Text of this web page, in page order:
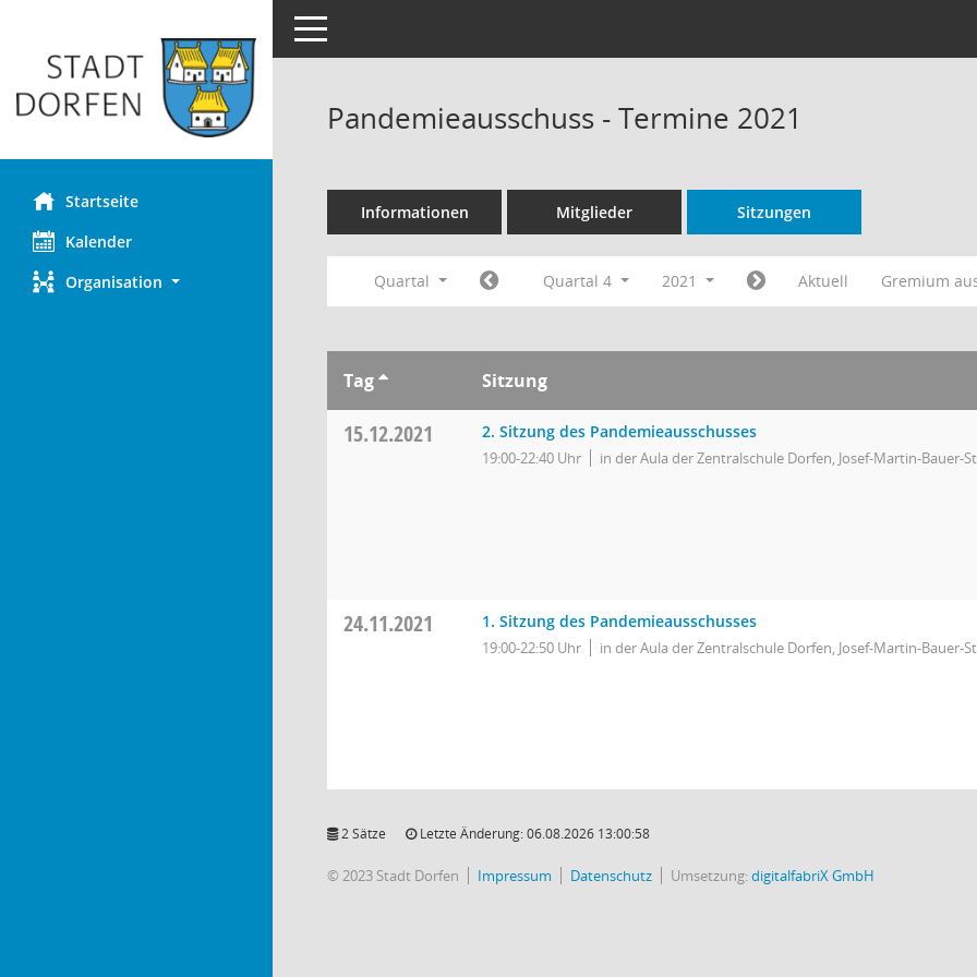
Startseite
Kalender
Organisation
Toggle navigation
Pandemieausschuss - Termine 2021
Informationen Mitglieder Sitzungen
Quartal Quartal 4 2021 Aktuell Gremium
Tag Sitzung
15.12.2021 2. Sitzung des Pandemieausschusses
19:00-22:40 Uhr in der Aula der Zentralschule Dorfen, Josef-Martin-Bauer-
24.11.2021 1. Sitzung des Pandemieausschusses
19:00-22:50 Uhr in der Aula der Zentralschule Dorfen, Josef-Martin-Bauer-
2 Sätze Letzte Änderung: 06.08.2026 13:00:58
© 2023 Stadt Dorfen Impressum Datenschutz Umsetzung:digitalfabriX GmbH